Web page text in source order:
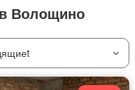
Волощино